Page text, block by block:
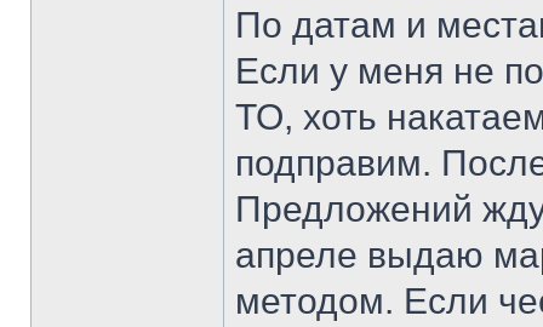
По датам и
Если у меня не
ТО, хоть
подправим.
Предложений
апреле выдаю
методом. Если